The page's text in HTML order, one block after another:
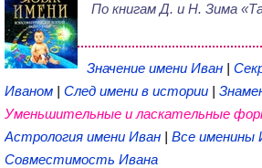
По книгам Д. и Н. Зима «
Значение имени Иван |
Иваном | След имени в истории |
Уменьшительные и ласкательные
Астрология имени Иван | Все именины
Совместимость Ивана